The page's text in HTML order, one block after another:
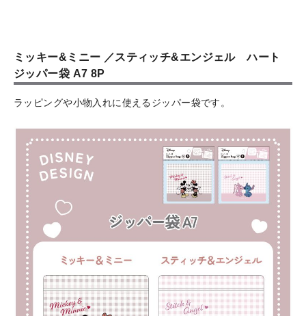
ミッキー&ミニー ／スティッチ&エンジェル ハート
ジッパー袋 A7 8P
ラッピングや小物入れに使えるジッパー袋です。